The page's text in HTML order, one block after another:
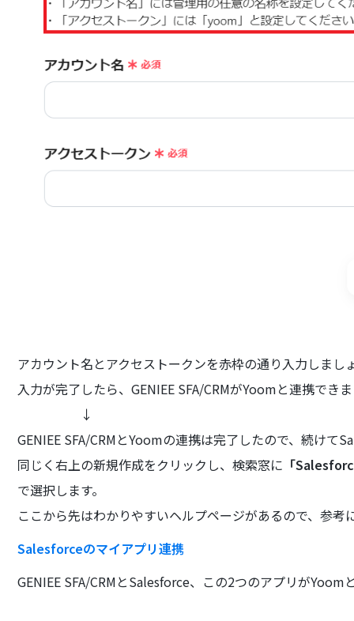
アカウント名とアクセストークンを赤枠の通り入力しまし
入力が完了したら、GENIEE SFA/CRMがYoomと連携でき
↓
GENIEE SFA/CRMとYoomの連携は完了したので、続けて
同じく右上の新規作成をクリックし、検索窓に 「
で選択します。
ここから先はわかりやすいヘルプページがあるので、参考
Salesforceのマイアプリ連携
GENIEE SFA/CRMとSalesforce、この2つのアプリが